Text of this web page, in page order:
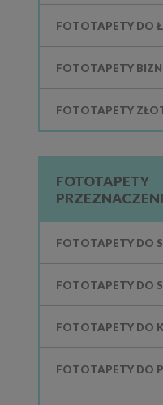
FOTOTAPETY DO
FOTOTAPETY
FOTOTAPETY
FOTOTAPETY
FOTOTAPETY DO
FOTOTAPETY DO
FOTOTAPETY DO
FOTOTAPETY DO